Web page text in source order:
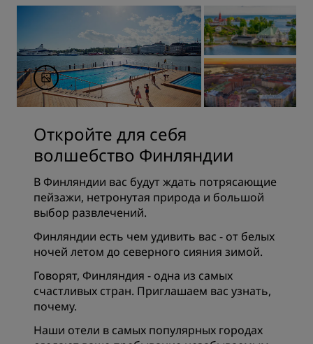
Откройте для себя
волшебство Финляндии
В Финляндии вас будут ждать потрясающие
пейзажи, нетронутая природа и большой
выбор развлечений.
Финляндии есть чем удивить вас - от белых
ночей летом до северного сияния зимой.
Говорят, Финляндия - одна из самых
счастливых стран. Приглашаем вас узнать,
почему.
Наши отели в самых популярных городах